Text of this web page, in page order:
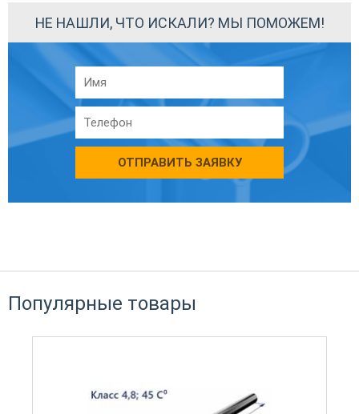
НЕ НАШЛИ, ЧТО ИСКАЛИ? МЫ ПОМОЖЕМ!
ОТПРАВИТЬ ЗАЯВКУ
Популярные товары